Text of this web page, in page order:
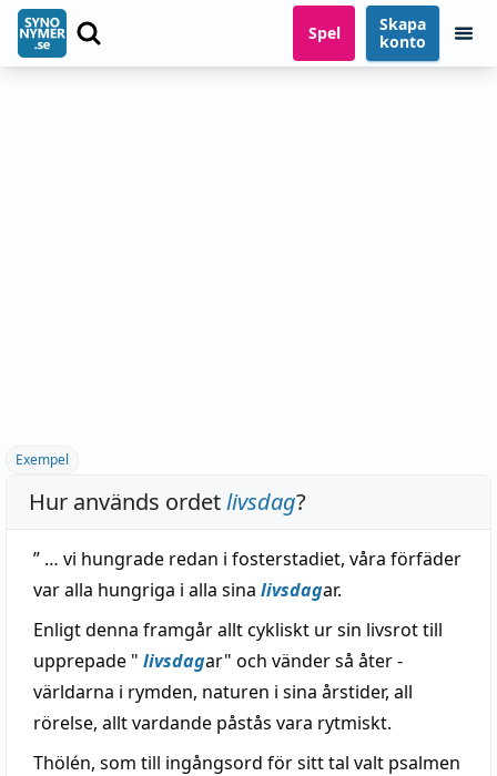
Spel
Skapa
konto
Exempel
Hur används ordetlivsdag?
” … vi hungrade redan i fosterstadiet, våra förfäder
var alla hungriga i alla sina livsdagar.
Enligt denna framgår allt cykliskt ur sin livsrot till
upprepade " livsdagar" och vänder så åter -
världarna i rymden, naturen i sina årstider, all
rörelse, allt vardande påstås vara rytmiskt.
Thölén, som till ingångsord för sitt tal valt psalmen